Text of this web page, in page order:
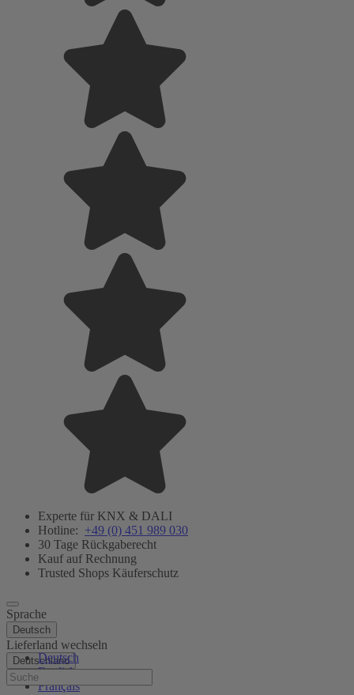
Experte für KNX & DALI
Hotline: +49 (0) 451 989 030
30 Tage Rückgaberecht
Kauf auf Rechnung
Trusted Shops Käuferschutz
Sprache
Deutsch
Deutsch
English
Français
Lieferland wechseln
Deutschland
Hilfe